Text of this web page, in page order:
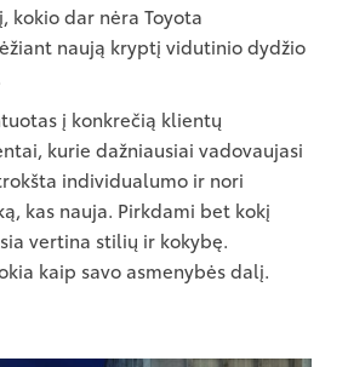
kokio dar nėra Toyota
naują kryptį vidutinio dydžio
į konkrečią klientų
kurie dažniausiai vadovaujasi
individualumo ir nori
kas nauja. Pirkdami bet kokį
vertina stilių ir kokybę.
kaip savo asmenybės dalį.